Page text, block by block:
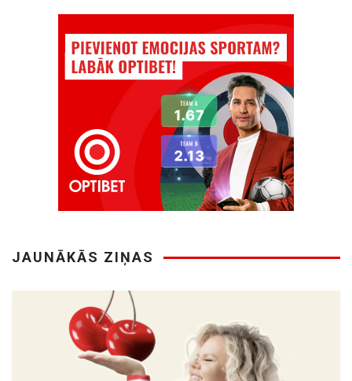
JAUNĀKĀS ZIŅAS